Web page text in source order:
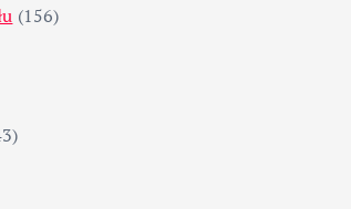
(156)